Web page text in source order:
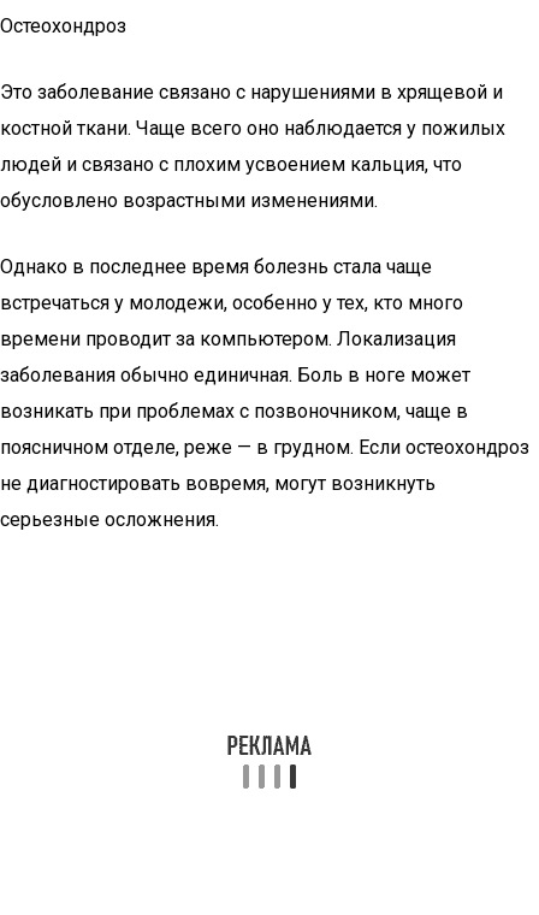
Остеохондроз
Это заболевание связано с нарушениями в хрящевой и
костной ткани. Чаще всего оно наблюдается у пожилых
людей и связано с плохим усвоением кальция, что
обусловлено возрастными изменениями.
Однако в последнее время болезнь стала чаще
встречаться у молодежи, особенно у тех, кто много
времени проводит за компьютером. Локализация
заболевания обычно единичная. Боль в ноге может
возникать при проблемах с позвоночником, чаще в
поясничном отделе, реже — в грудном. Если остеохондроз
не диагностировать вовремя, могут возникнуть
серьезные осложнения.